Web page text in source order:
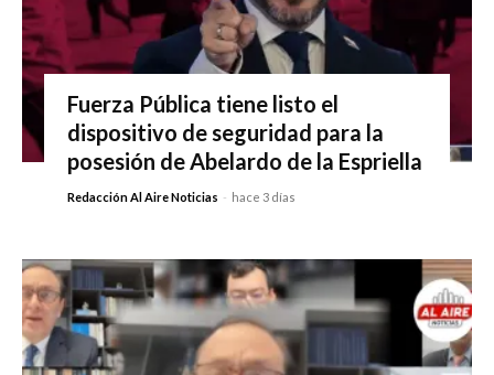
Fuerza Pública tiene listo el
dispositivo de seguridad para la
posesión de Abelardo de la Espriella
Redacción Al Aire Noticias - hace 3 días